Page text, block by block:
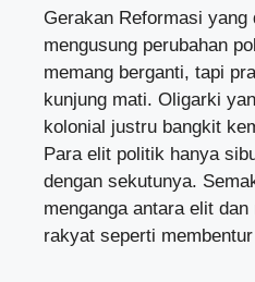
Gerakan Reformasi
mengusung perubahan
memang berganti, tapi
kunjung mati. Oligarki
kolonial justru bangkit
Para elit politik hanya
dengan sekutunya.
menganga antara elit
rakyat seperti